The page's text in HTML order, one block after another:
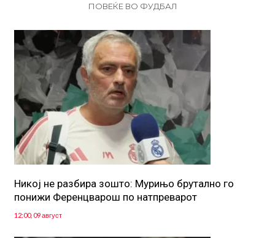
ПОВЕЌЕ ВО ФУДБАЛ
Никој не разбира зошто: Мурињо брутално го
понижи Ференцварош по натпреварот
12:00, 09 август